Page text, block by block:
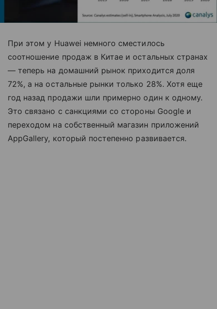
При этом у Huawei немного сместилось
соотношение продаж в Китае и остальных странах
— теперь на домашний рынок приходится доля
72%, а на остальные рынки только 28%. Хотя еще
год назад продажи шли примерно один к одному.
Это связано с санкциями со стороны Google и
переходом на собственный магазин приложений
AppGallery, который постепенно развивается.